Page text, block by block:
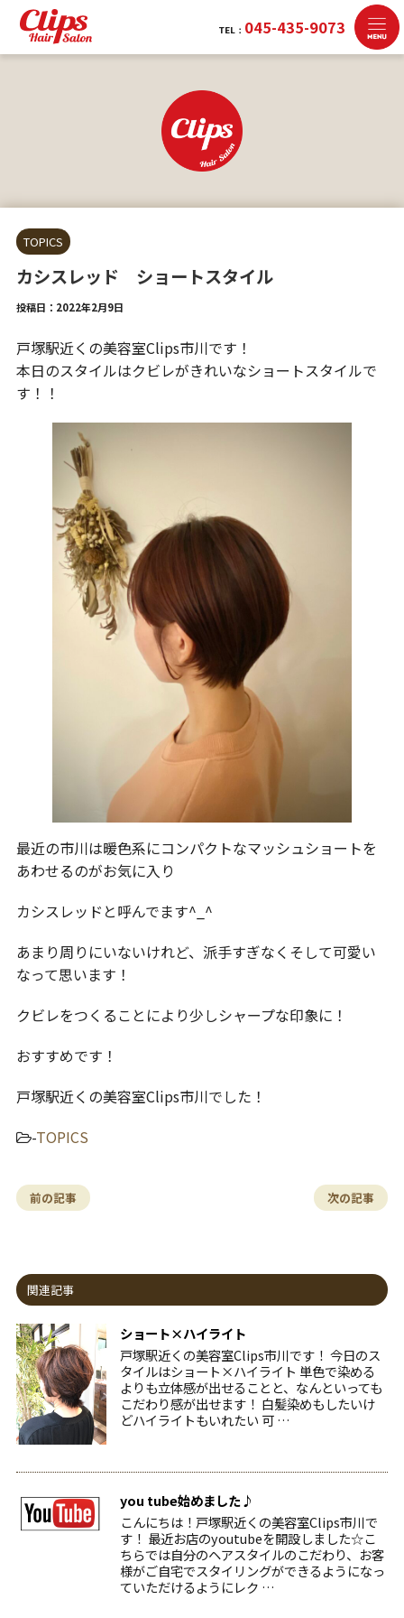
TOPICS
カシスレッド ショートスタイル
投稿日：2022年2月9日
戸塚駅近くの美容室Clips市川です！
本日のスタイルはクビレがきれいなショートスタイルで
す！！
最近の市川は暖色系にコンパクトなマッシュショートを
あわせるのがお気に入り
カシスレッドと呼んでます^_^
あまり周りにいないけれど、派手すぎなくそして可愛い
なって思います！
クビレをつくることにより少しシャープな印象に！
おすすめです！
戸塚駅近くの美容室Clips市川でした！
-TOPICS
前の記事 次の記事
関連記事
ショート×ハイライト
戸塚駅近くの美容室Clips市川です！ 今日のス
タイルはショート×ハイライト 単色で染める
よりも立体感が出せることと、なんといっても
こだわり感が出せます！ 白髪染めもしたいけ
どハイライトもいれたい 可 …
you tube始めました♪
こんにちは！戸塚駅近くの美容室Clips市川で
す！ 最近お店のyoutubeを開設しました☆こ
ちらでは自分のヘアスタイルのこだわり、お客
様がご自宅でスタイリングができるようになっ
ていただけるようにレク …
TEL： 045-435-9073